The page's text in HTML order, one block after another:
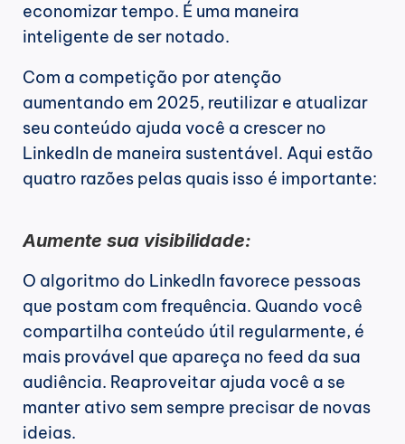
economizar tempo. É uma maneira
inteligente de ser notado.
Com a competição por atenção
aumentando em 2025, reutilizar e atualizar
seu conteúdo ajuda você a crescer no
LinkedIn de maneira sustentável. Aqui estão
quatro razões pelas quais isso é importante:
Aumente sua visibilidade:
O algoritmo do LinkedIn favorece pessoas
que postam com frequência. Quando você
compartilha conteúdo útil regularmente, é
mais provável que apareça no feed da sua
audiência. Reaproveitar ajuda você a se
manter ativo sem sempre precisar de novas
ideias.